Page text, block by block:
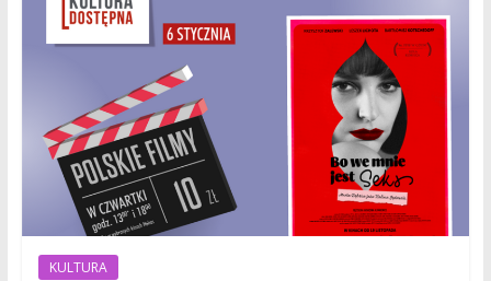
Wielkopolska,
Polska
KULTURA